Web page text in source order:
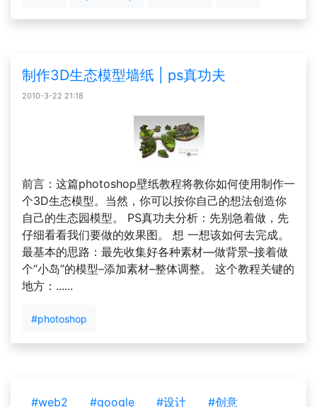
制作3D生态模型墙纸 | ps真功夫
2010-3-22 21:18
前言：这篇photoshop壁纸教程将教你如何使用制作一
个3D生态模型。当然，你可以按你自己的想法创造你
自己的生态园模型。 PS真功夫分析：先别急着做，先
仔细看看我们要做的效果图。 想 一想该如何去完成。
最基本的思路：最先收集好各种素材—做背景–接着做
个“小岛”的模型–添加素材–整体调整。 这个教程关键的
地方：......
#photoshop
#web2 #google #设计
#创意